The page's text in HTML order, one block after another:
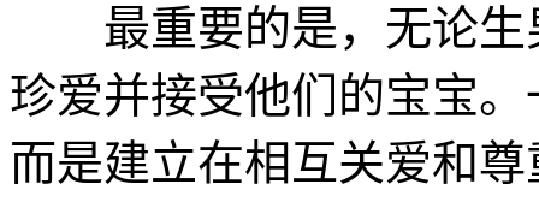
最重要的是，无论生
珍爱并接受他们的宝宝
而是建立在相互关爱和